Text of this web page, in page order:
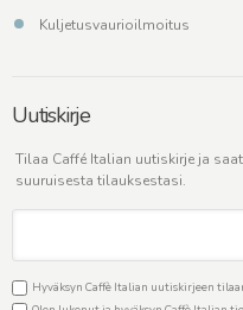
Kuljetusvaurioilmoitus
Uutiskirje
Tilaa Caffé Italian uutiskirje ja
suuruisesta tilauksestasi.
Hyväksyn Caffè Italian uutiskirjeen